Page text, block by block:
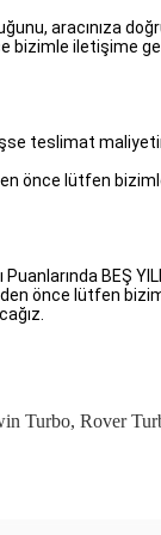
aracınıza
iletişime
teslimat
önce lütfen
BEŞ
önce lütfen
Turbo, Rover